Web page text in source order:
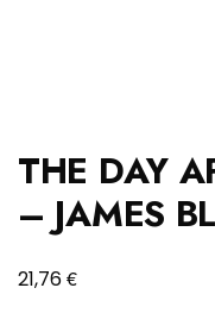
THE DAY
– JAMES
21,76€